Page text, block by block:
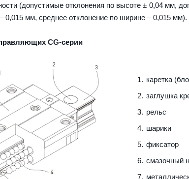
(допустимые отклонения по высоте ± 0,04 мм,
0,015 мм, среднее отклонение по ширине – 0,015 мм).
CG-серии
каретка
заглушка
рельс
шарики
фиксатор
смазочный